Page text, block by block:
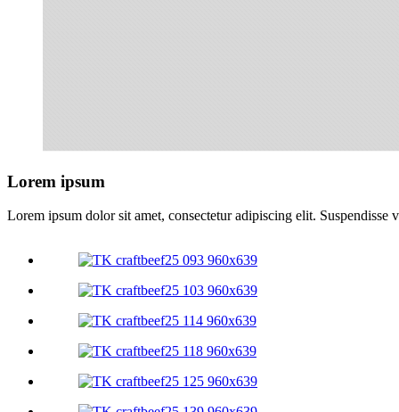
Lorem ipsum
Lorem ipsum dolor sit amet, consectetur adipiscing elit.